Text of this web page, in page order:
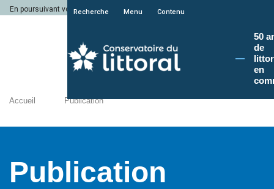
En poursuivant votre navigation sur le site du Conservatoire du littoral, vous
Recherche Menu Contenu
50
de
en
Accueil Publication
Publication